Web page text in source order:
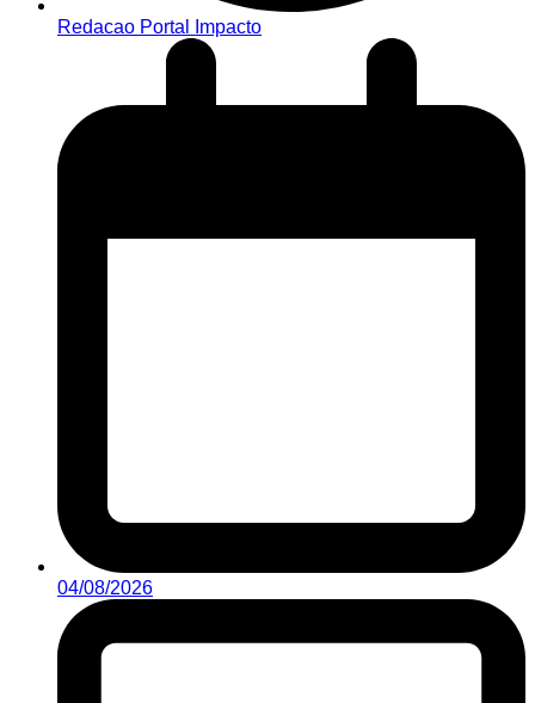
Redacao Portal Impacto
04/08/2026